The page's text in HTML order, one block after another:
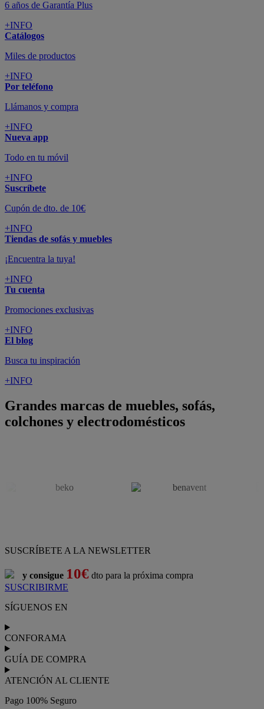
6 años de Garantía Plus
+INFO
Catálogos
Miles de productos
+INFO
Por teléfono
Llámanos y compra
+INFO
Nueva app
Todo en tu móvil
+INFO
Suscríbete
Cupón de dto. de 10€
+INFO
Tiendas de sofás y muebles
¡Encuentra la tuya!
+INFO
Tu cuenta
Promociones exclusivas
+INFO
El blog
Busca tu inspiración
+INFO
Grandes marcas de muebles, sofás,
colchones y electrodomésticos
SUSCRÍBETE A LA NEWSLETTER
y consigue 10€ dto para la próxima compra
SUSCRIBIRME
SÍGUENOS EN
CONFORAMA
GUÍA DE COMPRA
ATENCIÓN AL CLIENTE
Pago 100% Seguro